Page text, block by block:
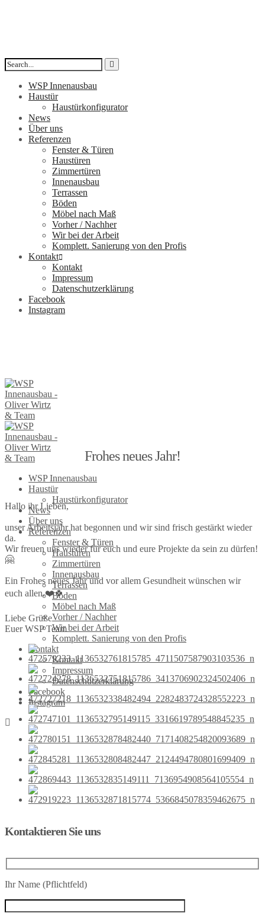
WSP Innenausbau
Haustür
Haustürkonfigurator
News
Über uns
Referenzen
Fenster & Türen
Haustüren
Zimmertüren
Innenausbau
Terrassen
Böden
Möbel nach Maß
Vorher / Nachher
Wir bei der Arbeit
Komplett. Sanierung von den Profis
Kontakt
Kontakt
Impressum
Datenschutzerklärung
Facebook
Instagram
WSP Innenausbau
Haustür
Haustürkonfigurator
News
Über uns
Referenzen
Fenster & Türen
Haustüren
Zimmertüren
Innenausbau
Terrassen
Böden
Möbel nach Maß
Vorher / Nachher
Wir bei der Arbeit
Komplett. Sanierung von den Profis
Kontakt
Kontakt
Impressum
Datenschutzerklärung
Facebook
Instagram
Frohes neues Jahr!
Hallo ihr Lieben,
unser Arbeitsjahr hat begonnen und wir sind frisch gestärkt wieder
da.
Wir freuen uns wieder für euch und eure Projekte da sein zu dürfen!
🤗
Ein Frohes neues Jahr und vor allem Gesundheit wünschen wir
euch allen.❤️🍀
Liebe Grüße
Euer WSP Team
Kontaktieren Sie uns
Ihr Name (Pflichtfeld)